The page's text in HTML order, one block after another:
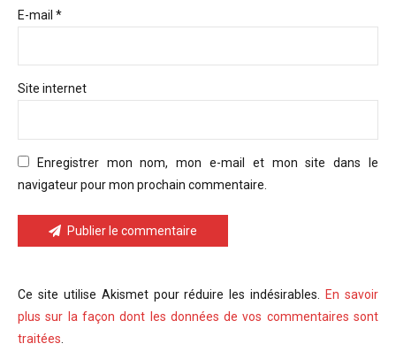
E-mail *
Site internet
Enregistrer mon nom, mon e-mail et mon site dans le
navigateur pour mon prochain commentaire.
Publier le commentaire
Ce site utilise Akismet pour réduire les indésirables. En savoir
plus sur la façon dont les données de vos commentaires sont
traitées.